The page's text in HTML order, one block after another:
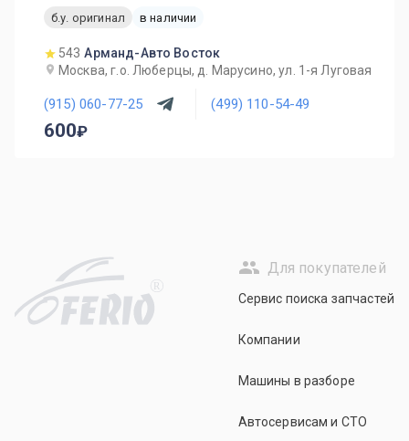
б.у. оригинал
в наличии
543 Арманд-Авто Восток
Москва, г.о. Люберцы, д. Марусино, ул. 1-я Луговая
(915) 060-77-25 (499) 110-54-49
600
R
Для покупателей
Сервис поиска запчастей
Компании
Машины в разборе
Автосервисам и СТО